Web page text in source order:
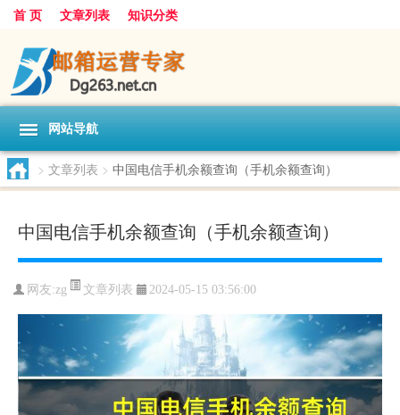
首 页 文章列表 知识分类
网站导航
> 文章列表 > 中国电信手机余额查询（手机余额查询）
中国电信手机余额查询（手机余额查询）
网友:zg 文章列表 2024-05-15 03:56:00